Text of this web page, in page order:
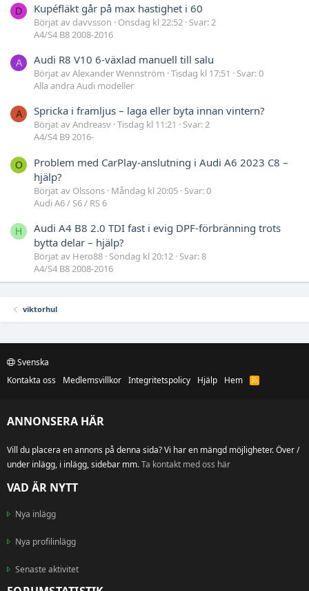
D Kupéfläkt går på max hastighet i 60
Börjat av davvsson Onsdag kl 22:52 Svar: 2
A4/S4 B8 2008-2016
A Audi R8 V10 6-växlad manuell till salu
Börjat av Alexander Wennström Tisdag kl 17:51
Svar: 0
Alla andra Audi modeller
A Spricka i framljus – laga eller byta innan vintern?
Börjat av Andreasv Tisdag kl 11:21
Svar: 2
A4/S4 B9 2016-
O
Problem med CarPlay-anslutning i Audi A6 2023 C8 –
hjälp?
Börjat av Olssons Måndag kl 20:05 Svar: 0
Audi A6 / S6 / RS 6
H
Audi A4 B8 2.0 TDI fast i evig DPF-förbränning trots
bytta delar – hjälp?
Börjat av Hero88 Söndag kl 20:12 Svar: 8
A4/S4 B8 2008-2016
viktorhul
Svenska
Kontakta oss
Medlemsvillkor Integritetspolicy Hjälp Hem
R
S
ANNONSERA HÄR
Vill du placera en annons på denna sida? Vi har en mängd möjligheter. Över /
under inlägg, i inlägg, sidebar mm.Ta kontakt med oss här
VAD ÄR NYTT
Nya inlägg
Nya profilinlägg
Senaste aktivitet